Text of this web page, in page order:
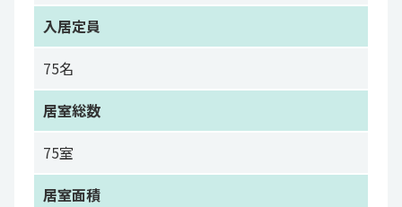
入居定員
75名
居室総数
75室
居室面積